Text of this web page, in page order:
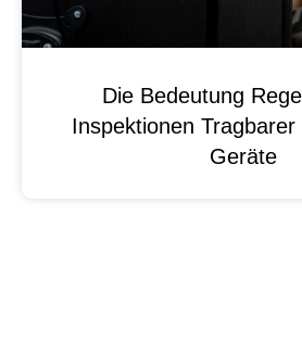
Die Bedeutung
Inspektionen
Geräte